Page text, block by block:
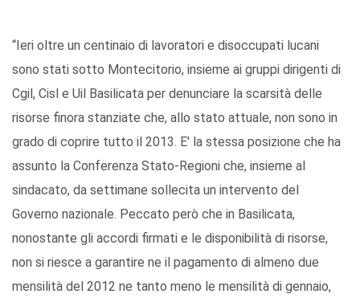
“Ieri oltre un centinaio di lavoratori e disoccupati lucani
sono stati sotto Montecitorio, insieme ai gruppi dirigenti di
Cgil, Cisl e Uil Basilicata per denunciare la scarsità delle
risorse finora stanziate che, allo stato attuale, non sono in
grado di coprire tutto il 2013. E' la stessa posizione che ha
assunto la Conferenza Stato-Regioni che, insieme al
sindacato, da settimane sollecita un intervento del
Governo nazionale. Peccato però che in Basilicata,
nonostante gli accordi firmati e le disponibilità di risorse,
non si riesce a garantire ne il pagamento di almeno due
mensilità del 2012 ne tanto meno le mensilità di gennaio,